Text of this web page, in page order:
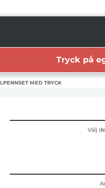
Tryck på
MED TRYCK
Välj